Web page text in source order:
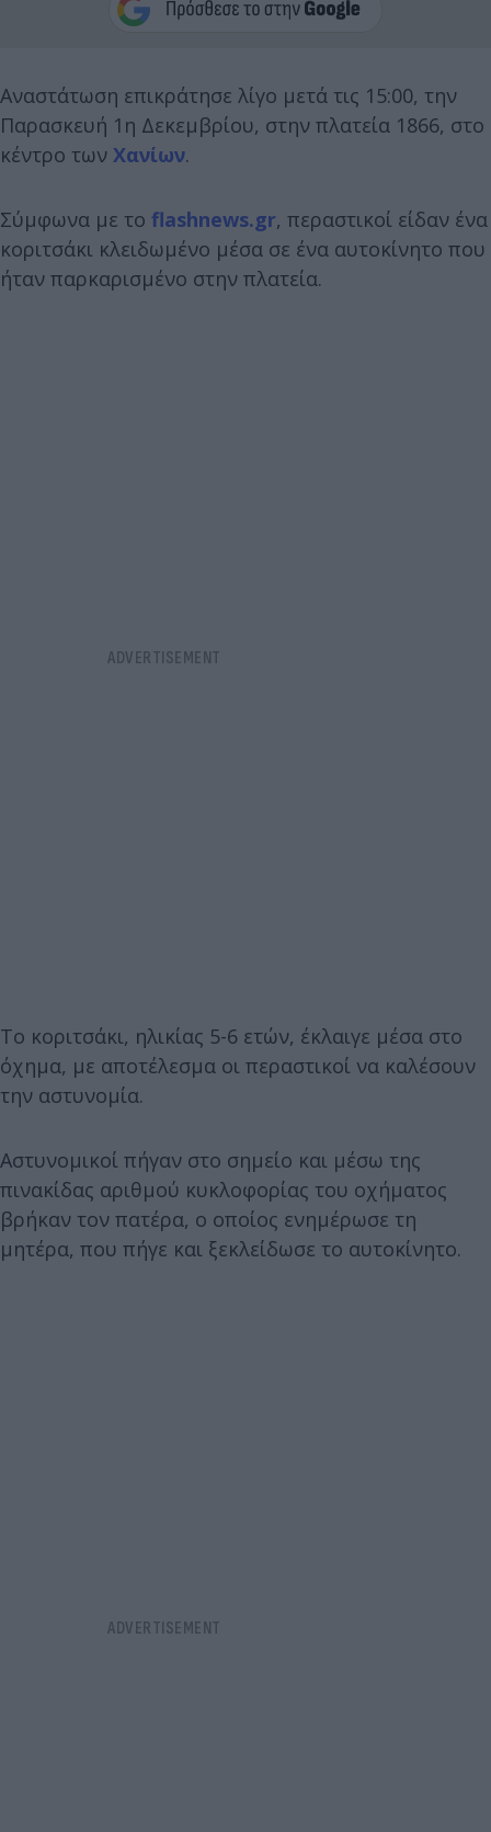
Αναστάτωση επικράτησε λίγο μετά τις 15:00, την
Παρασκευή 1η Δεκεμβρίου, στην πλατεία 1866, στο
κέντρο των Χανίων.
Σύμφωνα με το flashnews.gr, περαστικοί είδαν ένα
κοριτσάκι κλειδωμένο μέσα σε ένα αυτοκίνητο που
ήταν παρκαρισμένο στην πλατεία.
Το κοριτσάκι, ηλικίας 5-6 ετών, έκλαιγε μέσα στο
όχημα, με αποτέλεσμα οι περαστικοί να καλέσουν
την αστυνομία.
Αστυνομικοί πήγαν στο σημείο και μέσω της
πινακίδας αριθμού κυκλοφορίας του οχήματος
βρήκαν τον πατέρα, ο οποίος ενημέρωσε τη
μητέρα, που πήγε και ξεκλείδωσε το αυτοκίνητο.